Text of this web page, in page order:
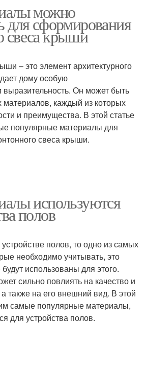
можно
для сформирования
свеса крыши
– это элемент архитектурного
дому особую
выразительность. Он может быть
материалов, каждый из которых
и преимущества. В этой статье
популярные материалы для
свеса крыши.
используются
полов
устройстве полов, то одно из самых
необходимо учитывать, это
использованы для этого.
сильно повлиять на качество и
также на его внешний вид. В этой
самые популярные материалы,
для устройства полов.